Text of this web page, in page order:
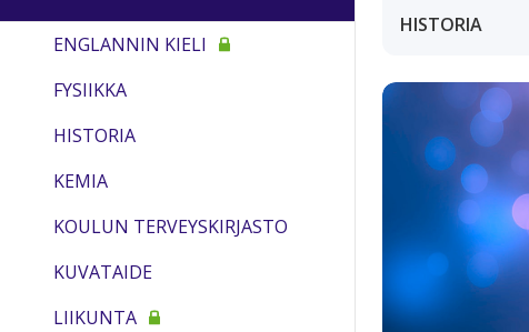
HISTORIA
ENGLANNIN KIELI
FYSIIKKA
HISTORIA
KEMIA
KOULUN TERVEYSKIRJASTO
KUVATAIDE
LIIKUNTA